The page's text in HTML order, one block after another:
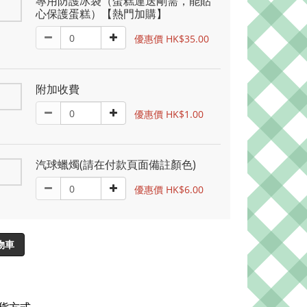
心保護蛋糕）【熱門加購】
優惠價 HK$35.00
附加收費
優惠價 HK$1.00
汽球蠟燭(請在付款頁面備註顏色)
優惠價 HK$6.00
車